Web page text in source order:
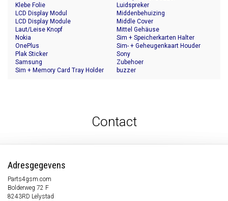
Klebe Folie
LCD Display Modul
LCD Display Module
Laut/Leise Knopf
Luidspreker
Middenbehuizing
Middle Cover
Mittel Gehäuse
Nokia
OnePlus
Plak Sticker
Samsung
Sim + Memory Card Tray Holder
Sim + Speicherkarten Halter
Sim- + Geheugenkaart Houder
Sony
Zubehoer
buzzer
Contact
Adresgegevens
Parts4gsm.com
Bolderweg 72 F
8243RD Lelystad